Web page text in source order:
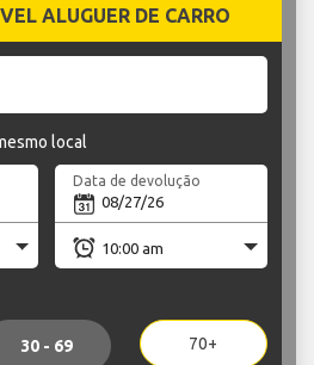
ALUGUER DE CARRO
local
Data de devolução
30 - 69 70+